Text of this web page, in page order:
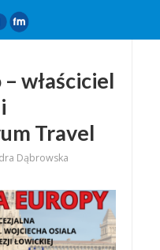
właściciel
Travel
Dąbrowska